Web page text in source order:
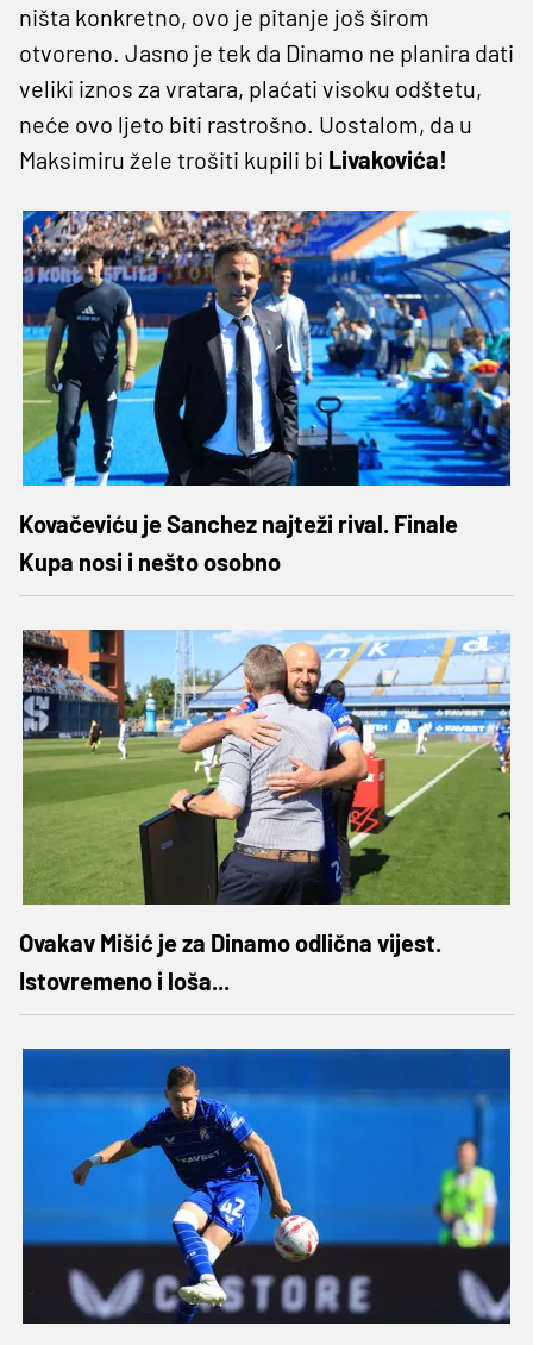
ništa konkretno, ovo je pitanje još širom
otvoreno. Jasno je tek da Dinamo ne planira dati
veliki iznos za vratara, plaćati visoku odštetu,
neće ovo ljeto biti rastrošno. Uostalom, da u
Maksimiru žele trošiti kupili bi Livakovića!
Kovačeviću je Sanchez najteži rival. Finale
Kupa nosi i nešto osobno
Ovakav Mišić je za Dinamo odlična vijest.
Istovremeno i loša...